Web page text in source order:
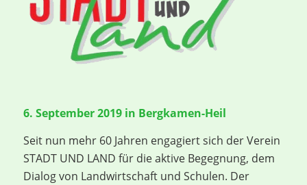
6. September 2019 in Bergkamen-Heil
Seit nun mehr 60 Jahren engagiert sich der Verein
STADT UND LAND für die aktive Begegnung, dem
Dialog von Landwirtschaft und Schulen. Der